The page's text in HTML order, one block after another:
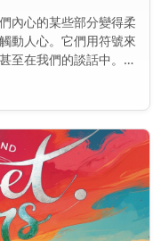
內心的某些部分變得柔
動人心。它們用符號來
至在我們的談話中。但
： 日落在文化中如此